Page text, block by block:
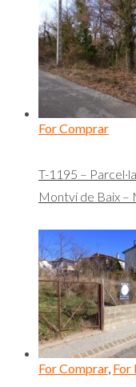
For Comprar
T-1195 –
Montví de Baix –
For Comprar, For